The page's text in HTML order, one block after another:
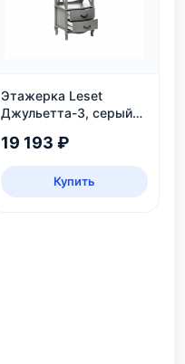
Этажерка Leset
Джульетта-3, серый
19 193 ₽
Купить